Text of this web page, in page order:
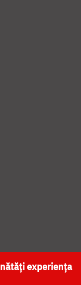
NAȚIONALĂ
experiența